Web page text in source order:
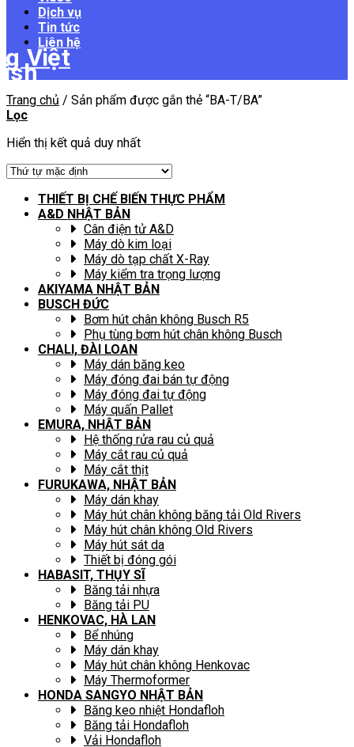
Dịch vụ
Tin tức
Liên hệ
Trang chủ / Sản phẩm được gắn thẻ “BA-T/BA”
Lọc
Hiển thị kết quả duy nhất
THIẾT BỊ CHẾ BIẾN THỰC PHẨM
A&D NHẬT BẢN
Cân điện tử A&D
Máy dò kim loại
Máy dò tạp chất X-Ray
Máy kiểm tra trọng lượng
AKIYAMA NHẬT BẢN
BUSCH ĐỨC
Bơm hút chân không Busch R5
Phụ tùng bơm hút chân không Busch
CHALI, ĐÀI LOAN
Máy dán băng keo
Máy đóng đai bán tự động
Máy đóng đai tự động
Máy quấn Pallet
EMURA, NHẬT BẢN
Hệ thống rửa rau củ quả
Máy cắt rau củ quả
Máy cắt thịt
FURUKAWA, NHẬT BẢN
Máy dán khay
Máy hút chân không băng tải Old Rivers
Máy hút chân không Old Rivers
Máy hút sát da
Thiết bị đóng gói
HABASIT, THỤY SĨ
Băng tải nhựa
Băng tải PU
HENKOVAC, HÀ LAN
Bể nhúng
Máy dán khay
Máy hút chân không Henkovac
Máy Thermoformer
HONDA SANGYO NHẬT BẢN
Băng keo nhiệt Hondafloh
Băng tải Hondafloh
Vải Hondafloh